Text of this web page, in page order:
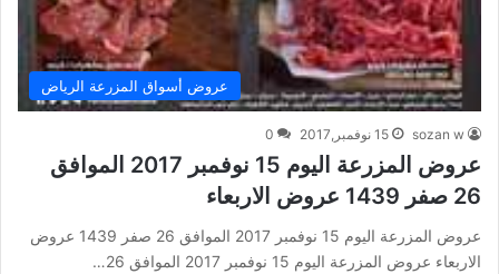
عروض أسواق المزرعة الرياض
sozan w 15 نوفمبر,2017 0
عروض المزرعة اليوم 15 نوفمبر 2017 الموافق
26 صفر 1439 عروض الاربعاء
عروض المزرعة اليوم 15 نوفمبر 2017 الموافق 26 صفر 1439 عروض
الاربعاء عروض المزرعة اليوم 15 نوفمبر 2017 الموافق 26…